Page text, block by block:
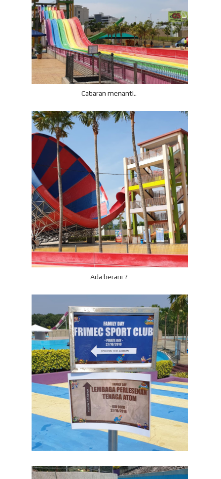
Cabaran menanti..
Ada berani ?